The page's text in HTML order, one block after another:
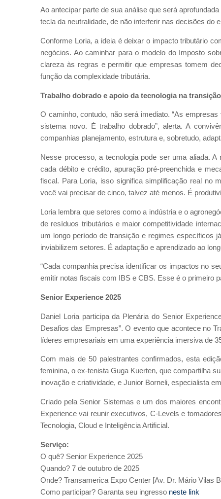
Ao antecipar parte de sua análise que será
tecla da neutralidade, de não interferir nas decisões do
Conforme Loria, a ideia é deixar o impacto tributário
negócios. Ao caminhar para o modelo do Imposto
clareza às regras e permitir que empresas tomem
função da complexidade tributária.
Trabalho dobrado e apoio da tecnologia na transição
O caminho, contudo, não será imediato. “As
sistema novo. É trabalho dobrado”, alerta. A
companhias planejamento, estrutura e, sobretudo,
Nesse processo, a tecnologia pode ser uma aliada.
cada débito e crédito, apuração pré-preenchida e
fiscal. Para Loria, isso significa simplificação real no
você vai precisar de cinco, talvez até menos. É
Loria lembra que setores como a indústria e o
de resíduos tributários e maior competitividade
um longo período de transição e regimes específicos
inviabilizem setores. É adaptação e aprendizado ao
“Cada companhia precisa identificar os impactos no
emitir notas fiscais com IBS e CBS. Esse é o primeiro
Senior Experience 2025
Daniel Loria participa da Plenária do Senior
Desafios das Empresas”. O evento que acontece no
líderes empresariais em uma experiência imersiva de
Com mais de 50 palestrantes confirmados, esta
feminina, o ex-tenista Guga Kuerten, que compartilha
inovação e criatividade, e Junior Borneli, especialista
Criado pela Senior Sistemas e um dos maiores
Experience vai reunir executivos, C-Levels e
Tecnologia, Cloud e Inteligência Artificial.
Serviço:
O quê? Senior Experience 2025
Quando? 7 de outubro de 2025
Onde? Transamerica Expo Center [Av. Dr. Mário Vilas
Como participar? Garanta seu ingresso neste link